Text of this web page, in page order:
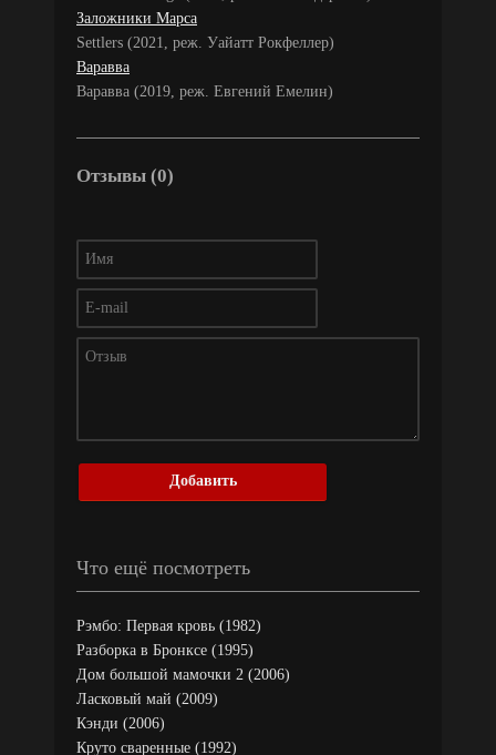
Заложники Марса
Settlers (2021, реж. Уайатт Рокфеллер)
Варавва
Варавва (2019, реж. Евгений Емелин)
Отзывы (0)
Добавить
Что ещё посмотреть
Рэмбо: Первая кровь (1982)
Разборка в Бронксе (1995)
Дом большой мамочки 2 (2006)
Ласковый май (2009)
Кэнди (2006)
Круто сваренные (1992)